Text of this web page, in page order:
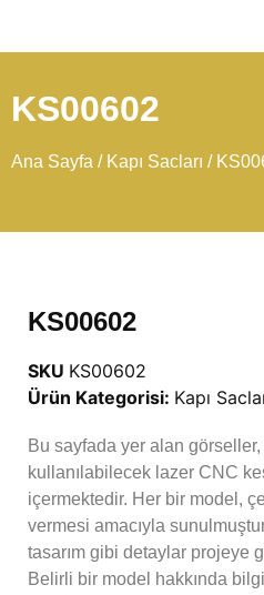
KS00602
Ana Sayfa / Kapı Sacları /
KS00602
SKU KS00602
Ürün Kategorisi: Kapı
Bu sayfada yer alan görseller,
kullanılabilecek lazer CNC
içermektedir. Her bir model,
vermesi amacıyla
tasarım gibi detaylar projeye
Belirli bir model hakkında